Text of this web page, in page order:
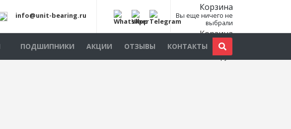
info@unit-bearing.ru
Корзина
Вы еще ничего не
выбрали
Корзина
Всего товаров:
0
шт., на сумму:
руб.
ПОДШИПНИКИ АКЦИИ ОТЗЫВЫ КОНТАКТЫ